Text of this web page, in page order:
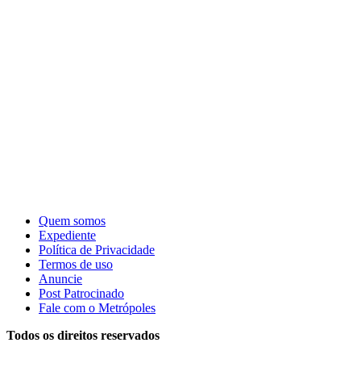
Quem somos
Expediente
Política de Privacidade
Termos de uso
Anuncie
Post Patrocinado
Fale com o Metrópoles
Todos os direitos reservados